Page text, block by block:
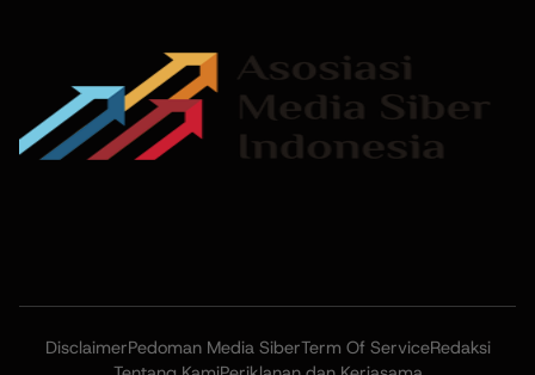
DisclaimerPedoman Media SiberTerm Of ServiceRedaksi